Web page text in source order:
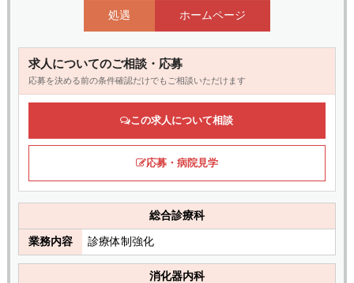
処遇 ホームページ
求人についてのご相談・応募
応募を決める前の条件確認だけでもご相談いただけます
この求人について相談
応募・病院見学
総合診療科
業務内容 診療体制強化
消化器内科